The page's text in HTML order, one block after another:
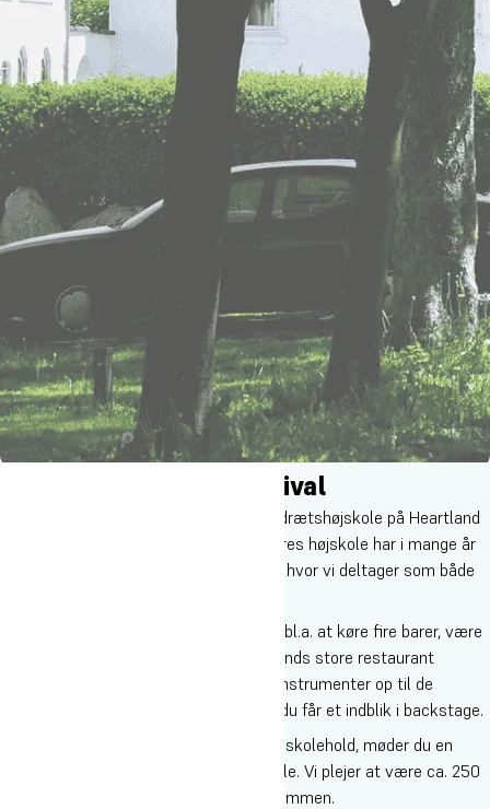
Kom med Oure på festival
Hvert år i forsommeren deltager Oure Idrætshøjskole på Heartland
festivalen på smukke Egeskov Slot. Vores højskole har i mange år
samarbejdet med Heartland festivalen, hvor vi deltager som både
Vores arbejde på festivalen indbefatter bl.a. at køre fire barer, være
tjenere og hjælpe i køkkenet på Heartlands store restaurant
“Banquetten”. Vi står også for at stille instrumenter op til de
kunstnere, der spiller på festivalen, så du får et indblik i backstage.
Udover at være afsted med dit eget højskolehold, møder du en
masse tidligere elever fra Oures højskole. Vi plejer at være ca. 250
personer afsted og vi bor alle i camp sammen.